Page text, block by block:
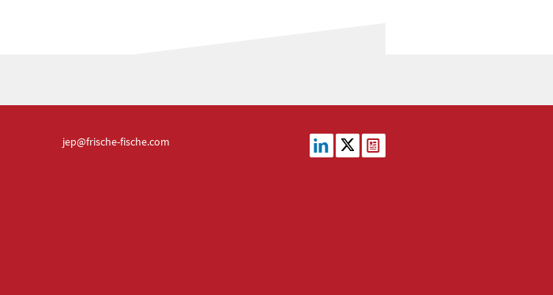
jep@frische-fische.com